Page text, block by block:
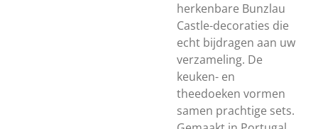
herkenbare Bunzlau
Castle-decoraties die
echt bijdragen aan uw
verzameling. De
keuken- en
theedoeken vormen
samen prachtige sets.